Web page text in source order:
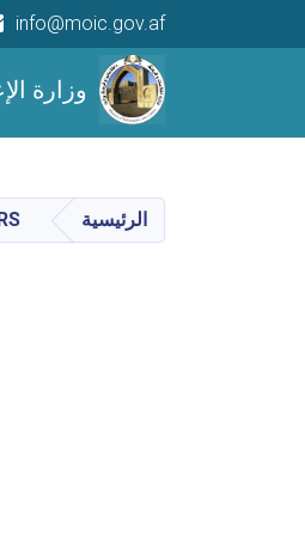
وزارة
info@moic.gov.af
navigation
الرئيسية